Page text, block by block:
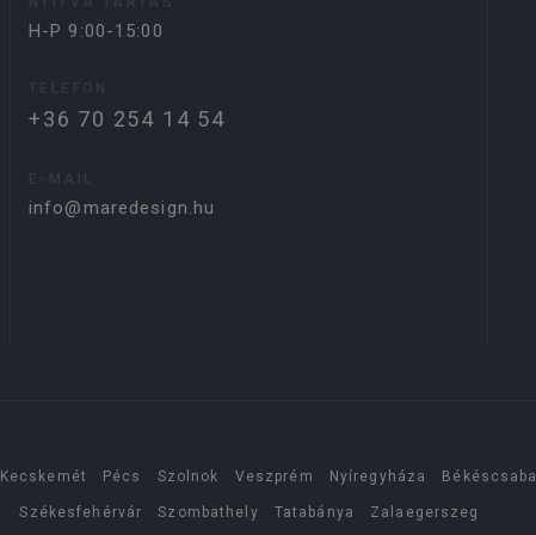
H-P 9:00-15:00
+36 70 254 14 54
info@maredesign.hu
Kecskemét Pécs Szolnok Veszprém Nyíregyháza Békéscsaba
Székesfehérvár Szombathely Tatabánya Zalaegerszeg